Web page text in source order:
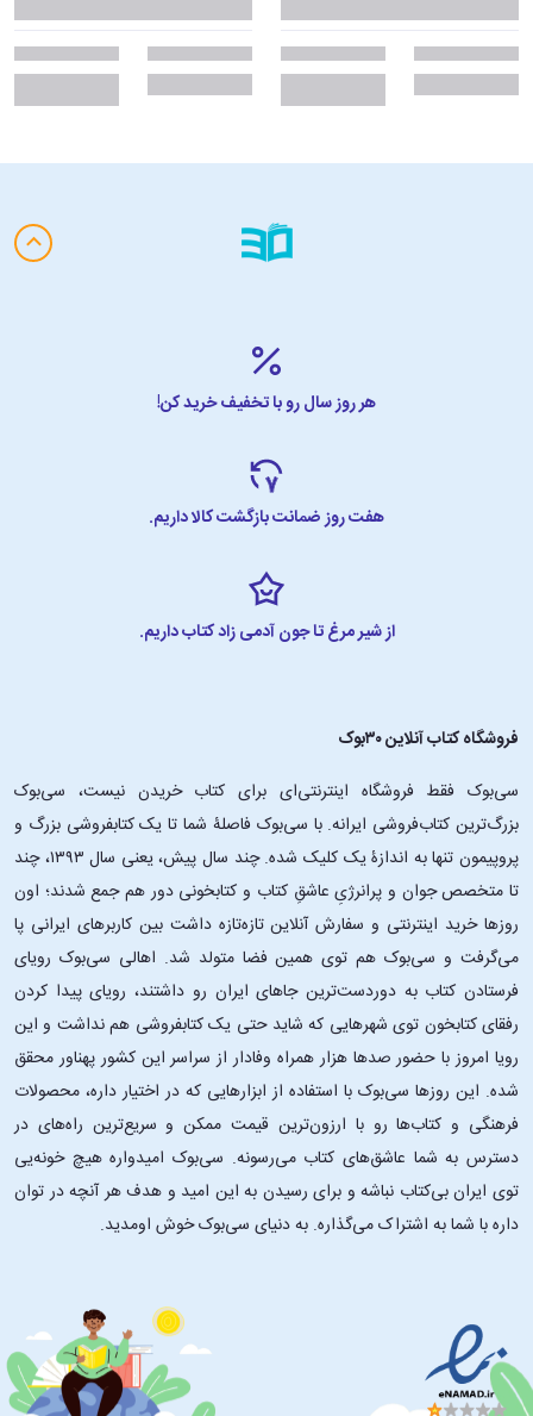
هر روز سال رو با تخفیف خرید کن!
هفت روز ضمانت بازگشت کالا داریم.
از شیر مرغ تا جون آدمی زاد کتاب داریم.
فروشگاه کتاب آنلاین ۳۰بوک
سی‌بوک فقط فروشگاه اینترنتی‌ای برای کتاب خریدن نیست، سی‌بوک
بزرگ‌ترین کتاب‌فروشی ایرانه. با سی‌بوک فاصلۀ شما تا یک کتابفروشی بزرگ و
پروپیمون تنها به اندازۀ یک کلیک شده. چند سال پیش، یعنی سال ۱۳۹۳، چند
تا متخصص جوان و پرانرژیِ عاشقِ کتاب و کتابخونی دور هم جمع شدند؛ اون‌
روزها خرید اینترنتی و سفارش آنلاین تازه‌تازه داشت بین کاربرهای ایرانی پا
می‌گرفت و سی‌بوک هم توی همین فضا متولد شد. اهالی سی‌بوک رویای
فرستادن کتاب به دوردست‌ترین جاهای ایران رو داشتند، رویای پیدا کردن
رفقای کتابخون توی شهرهایی که شاید حتی یک کتابفروشی هم نداشت و این
رویا امروز با حضور صدها هزار همراه وفادار از سراسر این کشور پهناور محقق
شده. این ‌روزها سی‌بوک با استفاده از ابزارهایی که در اختیار داره، محصولات
فرهنگی و کتاب‌ها رو با ارزون‌ترین قیمت ممکن و سریع‌ترین راه‌های در
دسترس به شما عاشق‌های کتاب می‌رسونه. سی‌بوک امیدواره هیچ خونه‌یی
توی ایران بی‌کتاب نباشه و برای رسیدن به این امید و هدف هر آنچه در توان
داره با شما به اشتراک می‌گذاره. به دنیای سی‌بوک خوش اومدید.